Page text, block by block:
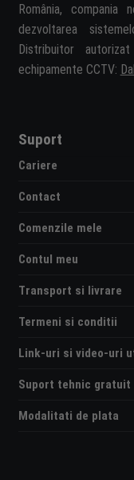
România,
dezvoltarea
Distribuitor
echipamente CCTV:
Suport
Cariere
Contact
Comenzile mele
Contul meu
Transport si livrare
Termeni si conditii
Link-uri si video-uri
Suport tehnic gratuit
Modalitati de plata